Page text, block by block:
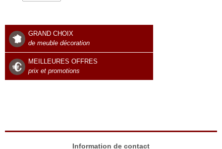
GRAND CHOIX
de meuble décoration
MEILLEURES OFFRES
prix et promotions
Information de contact